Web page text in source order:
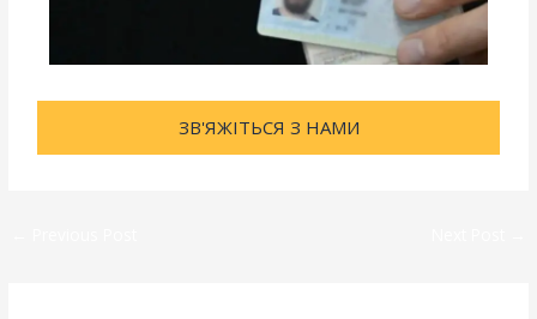
ЗВ'ЯЖІТЬСЯ З НАМИ